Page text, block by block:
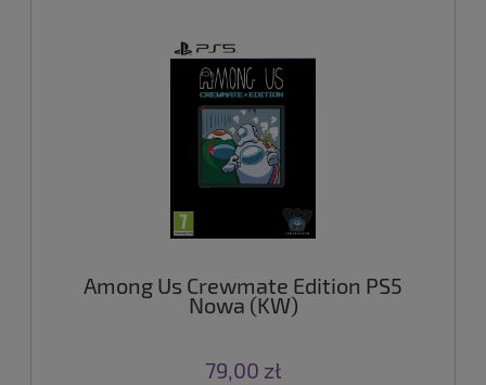
Among Us Crewmate Edition PS5
Nowa (KW)
79,00 zł